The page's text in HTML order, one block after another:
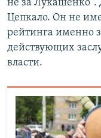
не за Лукашенко".
Цепкало. Он не
рейтинга именно
действующих
власти.